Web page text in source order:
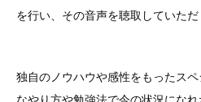
を行い、その音声を聴取していただ
独自のノウハウや感性をもったス
なやり方や勉強法で今の状況になれ